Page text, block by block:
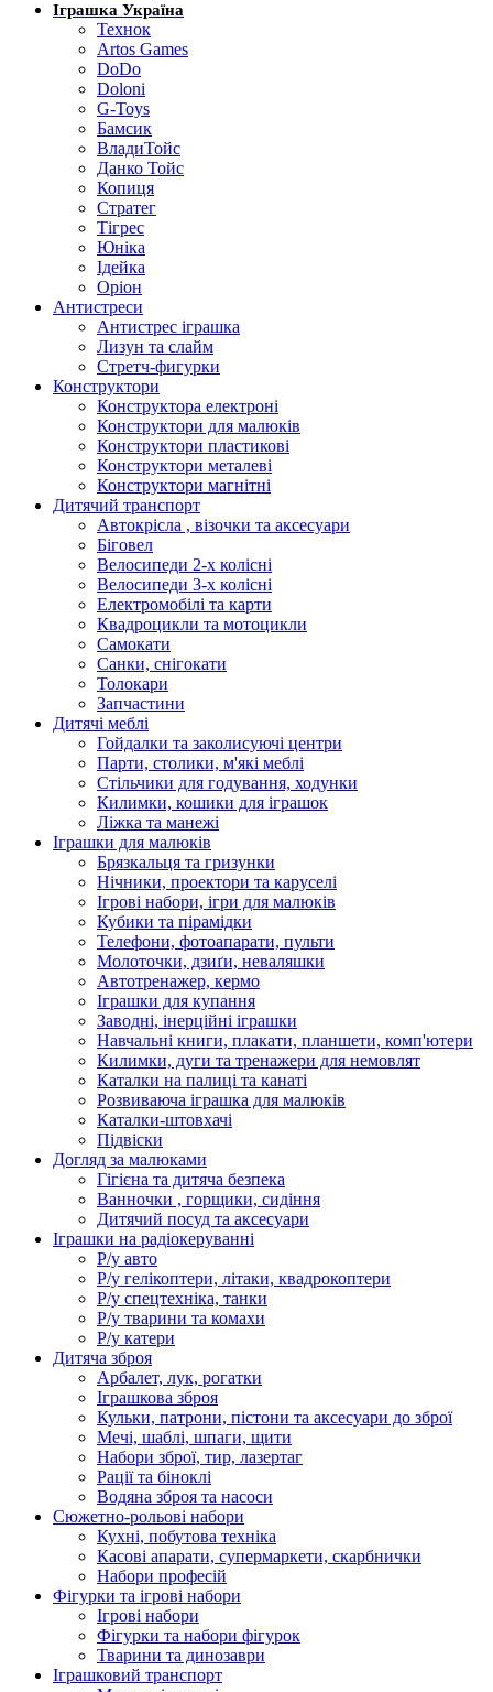
Іграшка Україна
Технок
Artos Games
DoDo
Doloni
G-Toys
Бамсик
ВладиТойс
Данко Тойс
Копиця
Стратег
Тігрес
Юніка
Ідейка
Оріон
Антистреси
Антистрес іграшка
Лизун та слайм
Стретч-фигурки
Конструктори
Конструктора електроні
Конструктори для малюків
Конструктори пластикові
Конструктори металеві
Конструктори магнітні
Дитячий транспорт
Автокрісла , візочки та аксесуари
Біговел
Велосипеди 2-х колісні
Велосипеди 3-х колісні
Електромобілі та карти
Квадроцикли та мотоцикли
Самокати
Санки, снігокати
Толокари
Запчастини
Дитячі меблі
Гойдалки та заколисуючі центри
Парти, столики, м'які меблі
Стільчики для годування, ходунки
Килимки, кошики для іграшок
Ліжка та манежі
Іграшки для малюків
Брязкальця та гризунки
Нічники, проектори та каруселі
Ігрові набори, ігри для малюків
Кубики та пірамідки
Телефони, фотоапарати, пульти
Молоточки, дзиґи, неваляшки
Автотренажер, кермо
Іграшки для купання
Заводні, інерційні іграшки
Навчальні книги, плакати, планшети, комп'ютери
Килимки, дуги та тренажери для немовлят
Каталки на палиці та канаті
Розвиваюча іграшка для малюків
Каталки-штовхачі
Підвіски
Догляд за малюками
Гігієна та дитяча безпека
Ванночки , горщики, сидіння
Дитячий посуд та аксесуари
Іграшки на радіокеруванні
Р/у авто
Р/у гелікоптери, літаки, квадрокоптери
Р/у спецтехніка, танки
Р/у тварини та комахи
Р/у катери
Дитяча зброя
Арбалет, лук, рогатки
Іграшкова зброя
Кульки, патрони, пістони та аксесуари до зброї
Мечі, шаблі, шпаги, щити
Набори зброї, тир, лазертаг
Рації та біноклі
Водяна зброя та насоси
Сюжетно-рольові набори
Кухні, побутова техніка
Касові апарати, супермаркети, скарбнички
Набори професій
Фігурки та ігрові набори
Ігрові набори
Фігурки та набори фігурок
Тварини та динозаври
Іграшковий транспорт